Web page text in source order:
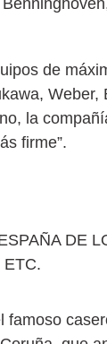
de
la
firme”.
DE
ETC.
famoso